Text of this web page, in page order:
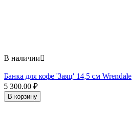
В наличии
Банка для кофе 'Заяц' 14,5 см Wrendale
5 300.00 ₽
В корзину